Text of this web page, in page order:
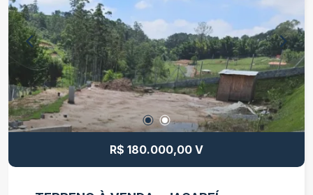
bem e investir. O imóvel da para realizar
comercio também. Agende sua visita e venha
conhecer!
R$ 180.000,00 V